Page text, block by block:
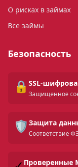
О рисках в займах
Все займы
Безопасность
🔒 SSL-
Защищенное
🛡️ Защита
Соответствие